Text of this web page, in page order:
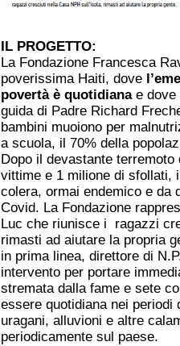
IL PROGETTO:
La Fondazione Francesca
poverissima Haiti, dove
povertà è quotidianae dove
guida di Padre Richard
bambini muoiono per
a scuola, il 70% della
Dopo il devastante
vittime e 1 milione di sfollati,
colera, ormai endemico e da
Covid. La Fondazione
Luc che riunisce i ragazzi
rimasti ad aiutare la propria
in prima linea, direttore di
intervento per portare
stremata dalla fame e sete
essere quotidiana nei periodi
uragani, alluvioni e altre
periodicamente sul paese.